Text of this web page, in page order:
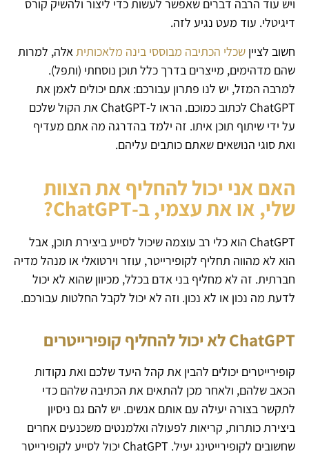
ויש עוד הרבה דברים שאפשר לעשות כדי ליצור ולהשיק קורס
דיגיטלי. עוד מעט נגיע לזה.
חשוב לציין שכלי הכתיבה מבוססי בינה מלאכותיתאלה, למרות
שהם מדהימים, מייצרים בדרך כלל תוכן נוסחתי (ותפל).
למרבה המזל, יש לנו פתרון עבורכם: אתם יכולים לאמן את
ChatGPT לכתוב כמוכם. הראו ל-ChatGPT את הקול שלכם
על ידי שיתוף תוכן איתו. זה ילמד בהדרגה מה אתם מעדיף
ואת סוגי הנושאים שאתם כותבים עליהם.
האם אני יכול להחליף את הצוות
שלי, או את עצמי, ב-ChatGPT?
ChatGPT הוא כלי רב עוצמה שיכול לסייע ביצירת תוכן, אבל
הוא לא מהווה תחליף לקופירייטר, עוזר וירטואלי או מנהל מדיה
חברתית. זה לא מחליף בני אדם בכלל, מכיוון שהוא לא יכול
לדעת מה נכון או לא נכון. וזה לא יכול לקבל החלטות עבורכם.
ChatGPT לא יכול להחליף קופירייטרים
קופירייטרים יכולים להבין את קהל היעד שלכם ואת נקודות
הכאב שלהם, ולאחר מכן להתאים את הכתיבה שלהם כדי
לתקשר בצורה יעילה עם אותם אנשים. יש להם גם ניסיון
ביצירת כותרות, קריאות לפעולה ואלמנטים משכנעים אחרים
שחשובים לקופירייטינג יעיל. ChatGPT יכול לסייע לקופירייטר